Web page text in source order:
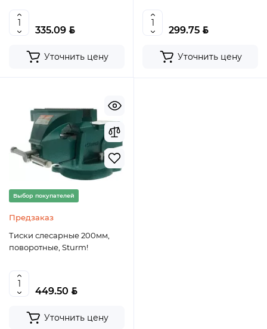
335.09 BYN
Уточнить цену
299.75 BYN
Уточнить цену
Выбор покупателей
Предзаказ
Тиски слесарные 200мм,
поворотные, Sturm!
449.50 BYN
Уточнить цену